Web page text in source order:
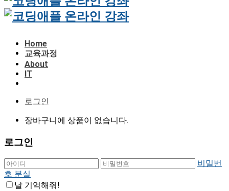
Home
교육과정
About
IT
로그인
장바구니에 상품이 없습니다.
로그인
비밀번
호 분실
날 기억해줘!